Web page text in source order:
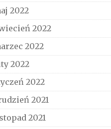
2022
2022
2022
2022
2022
2021
2021